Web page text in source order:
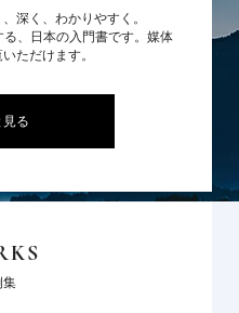
深く、わかりやすく。
、日本の入門書です。媒体
ただけます。
見る
集